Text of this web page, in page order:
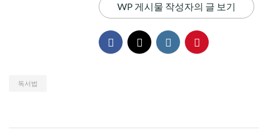
WP 게시물 작성자의 글 보기
독서법